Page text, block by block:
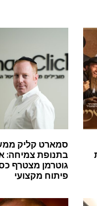
סמארט קליק
בתנופת צמיחה:
גוטרמן מצטרף
פיתוח מקצועי